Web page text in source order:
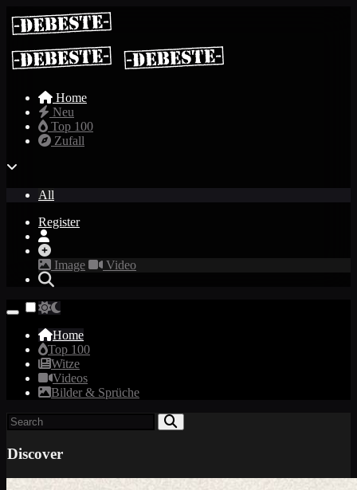
Home
Neu
Top 100
Zufall
All
Register
Image Video
Home
Top 100
Witze
Videos
Bilder & Sprüche
Discover